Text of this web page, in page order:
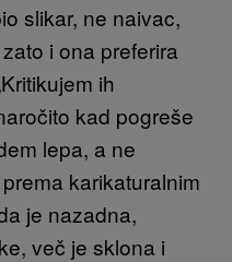
slikar, ne naivac,
i ona preferira
ih
kad pogreše
lepa, a ne
karikaturalnim
je nazadna,
več je sklona i